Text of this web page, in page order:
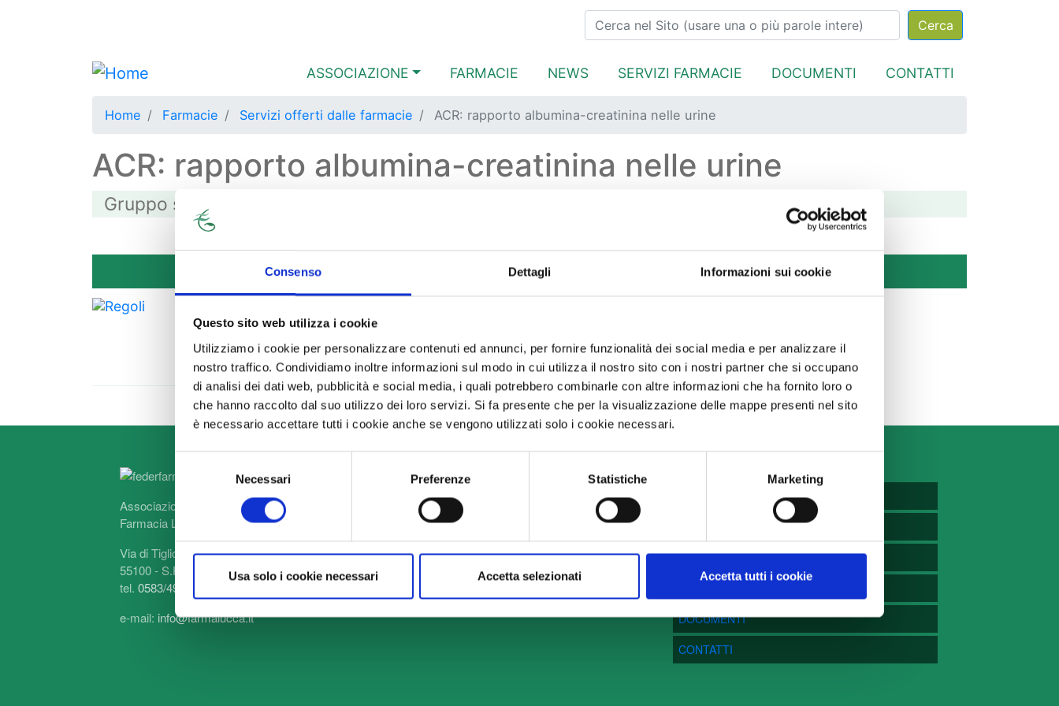
Consenso Dettagli Informazioni sui cookie
Questo sito web utilizza i cookie
Utilizziamo i cookie per personalizzare contenuti ed annunci, per fornire funzionalità dei social media e per analizzare il
nostro traffico. Condividiamo inoltre informazioni sul modo in cui utilizza il nostro sito con i nostri partner che si occupano
di analisi dei dati web, pubblicità e social media, i quali potrebbero combinarle con altre informazioni che ha fornito loro o
che hanno raccolto dal suo utilizzo dei loro servizi. Si fa presente che per la visualizzazione delle mappe presenti nel sito
è necessario accettare tutti i cookie anche se vengono utilizzati solo i cookie necessari.
del
Necessari Preferenze Statistiche Marketing
Usa solo i cookie necessari Accetta selezionati Accetta tutti i cookie
principale
Cerca
Main navigation
ASSOCIAZIONE FARMACIE NEWS SERVIZI FARMACIE DOCUMENTI CONTATTI
Home Farmacie Servizi offerti dalle farmacie ACR: rapporto albumina-creatinina nelle urine
ACR: rapporto albumina-creatinina nelle urine
Gruppo servizi
Piana di Lucca
Piana di Lucca-Altopascio
Via Gavinana, 60
0583/25108
info@farmaciaregoli.it
Associazione Provinciale Sindacale Proprietari di
Farmacia Lucca
Via di Tiglio, 1893
55100 - S.FILIPPO - LUCCA
tel. 0583/494070
e-mail: info@farmalucca.it
MENU PRINCIPALE
NEWS
DOCUMENTI
CONTATTI